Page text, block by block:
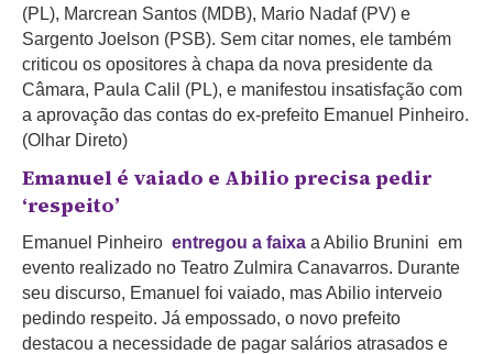
(PL), Marcrean Santos (MDB), Mario Nadaf (PV) e
Sargento Joelson (PSB). Sem citar nomes, ele também
criticou os opositores à chapa da nova presidente da
Câmara, Paula Calil (PL), e manifestou insatisfação com
a aprovação das contas do ex-prefeito Emanuel Pinheiro.
(Olhar Direto)
Emanuel é vaiado e Abilio precisa pedir
‘respeito’
Emanuel Pinheiro entregou a faixa a Abilio Brunini em
evento realizado no Teatro Zulmira Canavarros. Durante
seu discurso, Emanuel foi vaiado, mas Abilio interveio
pedindo respeito. Já empossado, o novo prefeito
destacou a necessidade de pagar salários atrasados e